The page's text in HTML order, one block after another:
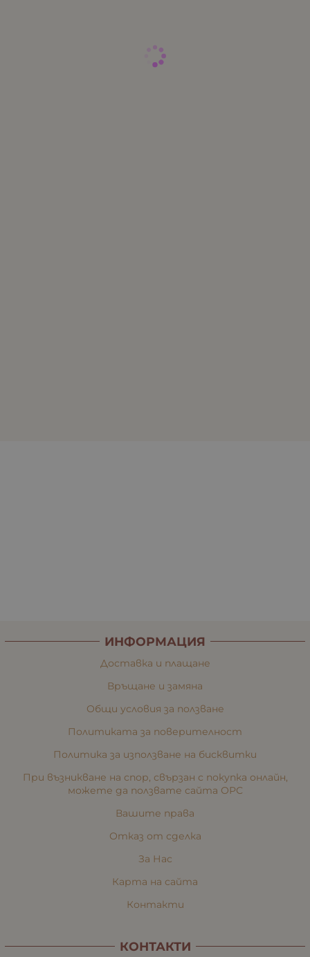
ИНФОРМАЦИЯ
Доставка и плащане
Връщане и замяна
Общи условия за ползване
Политиката за поверителност
Политика за използване на бисквитки
При възникване на спор, свързан с покупка онлайн,
можете да ползвате сайта ОРС
Вашите права
Отказ от сделка
За Нас
Карта на сайта
Контакти
КОНТАКТИ